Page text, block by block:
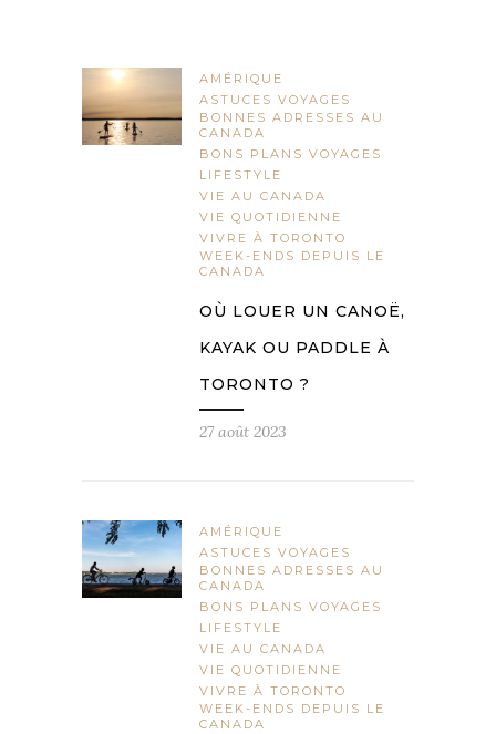
AMÉRIQUE
ASTUCES VOYAGES
BONNES ADRESSES AU
CANADA
BONS PLANS VOYAGES
LIFESTYLE
VIE AU CANADA
VIE QUOTIDIENNE
VIVRE À TORONTO
WEEK-ENDS DEPUIS LE
CANADA
OÙ LOUER UN CANOË,
KAYAK OU PADDLE À
TORONTO ?
27 août 2023
AMÉRIQUE
ASTUCES VOYAGES
BONNES ADRESSES AU
CANADA
BONS PLANS VOYAGES
LIFESTYLE
VIE AU CANADA
VIE QUOTIDIENNE
VIVRE À TORONTO
WEEK-ENDS DEPUIS LE
CANADA